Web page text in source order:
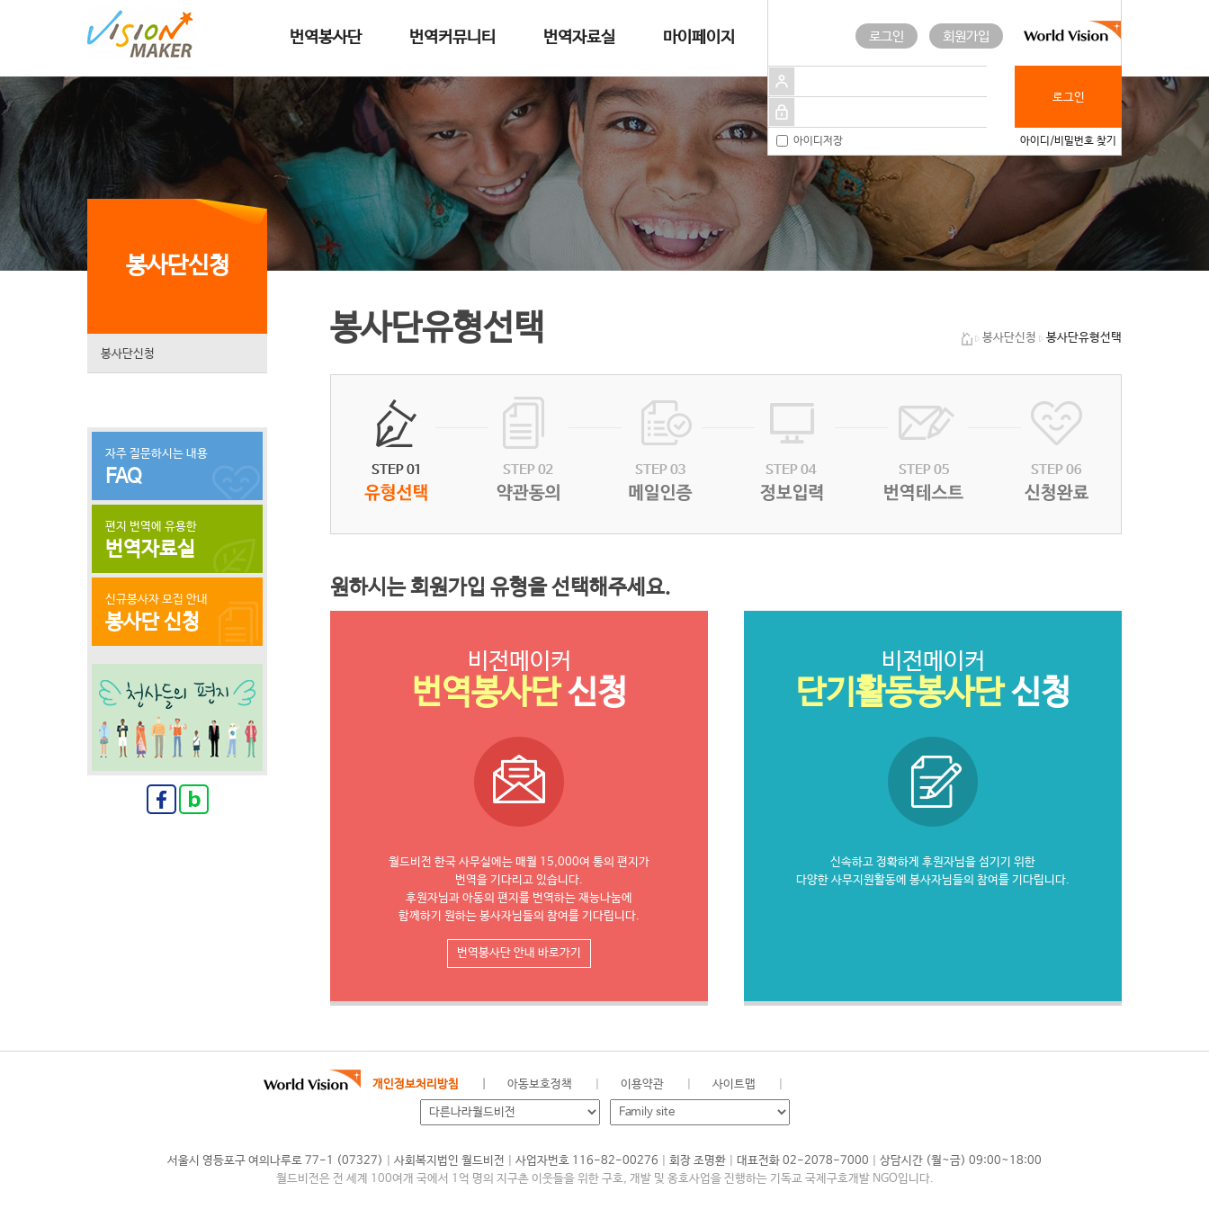
메인메뉴 건너뛰고 본문으로 이동
번역봉사단 번역커뮤니티 번역자료실 마이페이지 로그인 회원가입
로그인
아이디저장 아이디/비밀번호 찾기
봉사단신청
봉사단신청
자주 질문하시는 내용
FAQ
편지 번역에 유용한
번역자료실
신규봉사자 모집 안내
봉사단 신청
봉사단유형선택 봉사단신청 봉사단유형선택
원하시는 회원가입 유형을 선택해주세요.
비전메이커
번역봉사단신청
월드비전 한국 사무실에는 매월 15,000여 통의 편지가
번역을 기다리고 있습니다.
후원자님과 아동의 편지를 번역하는 재능나눔에
함께하기 원하는 봉사자님들의 참여를 기다립니다.
번역봉사단 안내 바로가기
비전메이커
단기활동봉사단신청
신속하고 정확하게 후원자님을 섬기기 위한
다양한 사무지원활동에 봉사자님들의 참여를 기다립니다.
개인정보처리방침 아동보호정책 이용약관 사이트맵
서울시 영등포구 여의나루로 77-1 (07327) 사회복지법인 월드비전 사업자번호 116-82-00276 회장 조명환 대표전화 02-2078-7000
상담시간 (월~금) 09:00~18:00
월드비전은 전 세계 100여개 국에서 1억 명의 지구촌 이웃들을 위한 구호, 개발 및 옹호사업을 진행하는 기독교 국제구호개발 NGO입니다.